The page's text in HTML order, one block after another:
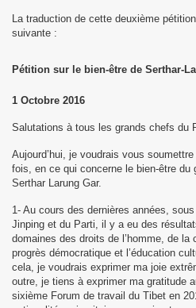
La traduction de cette deuxième
suivante :
Pétition sur le bien-être de Serthar-
1 Octobre 2016
Salutations à tous les grands chefs du
Aujourd’hui, je voudrais vous
fois, en ce qui concerne le bien-être du
Serthar Larung Gar.
1- Au cours des dernières années,
Jinping et du Parti, il y a eu des
domaines des droits de l’homme, de la
progrès démocratique et l’éducation
cela, je voudrais exprimer ma joie
outre, je tiens à exprimer ma gratitude
sixième Forum de travail du Tibet en